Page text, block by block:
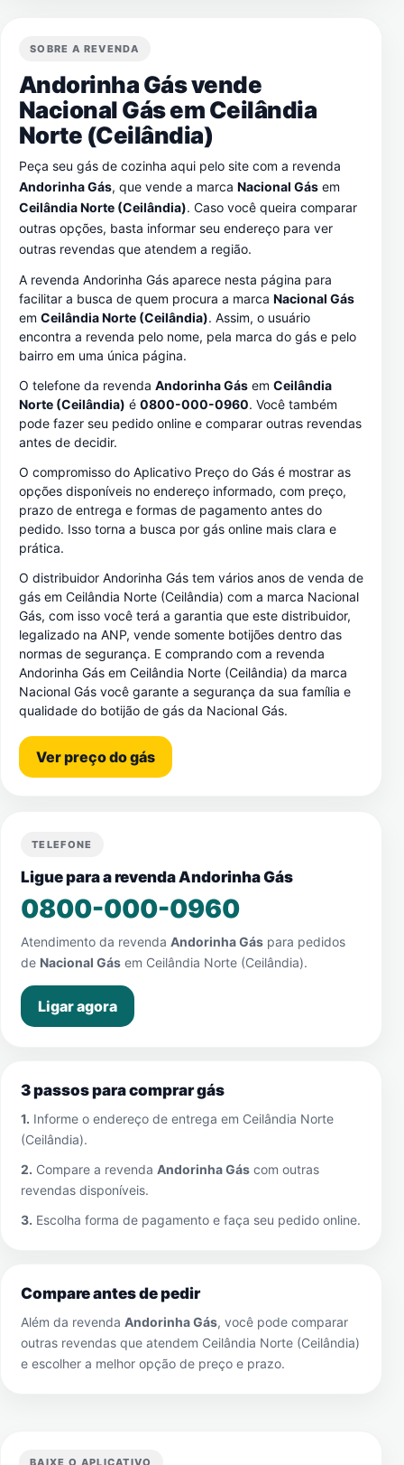
SOBRE A REVENDA
Andorinha Gás vende
Nacional Gás emCeilândia
Norte (Ceilândia)
Peça seu gás de cozinha aqui pelo site com a revenda
Andorinha Gás, que vende a marca Nacional Gás em
Ceilândia Norte (Ceilândia). Caso você queira comparar
outras opções, basta informar seu endereço para ver
outras revendas que atendem a região.
A revenda Andorinha Gás aparece nesta página para
facilitar a busca de quem procura a marca Nacional Gás
em Ceilândia Norte (Ceilândia). Assim, o usuário
encontra a revenda pelo nome, pela marca do gás e pelo
bairro em uma única página.
O telefone da revenda Andorinha Gás em Ceilândia
Norte (Ceilândia) é 0800-000-0960. Você também
pode fazer seu pedido online e comparar outras revendas
antes de decidir.
O compromisso do Aplicativo Preço do Gás é mostrar as
opções disponíveis no endereço informado, com preço,
prazo de entrega e formas de pagamento antes do
pedido. Isso torna a busca por gás online mais clara e
prática.
O distribuidor Andorinha Gás tem vários anos de venda de
gás em Ceilândia Norte (Ceilândia) com a marca Nacional
Gás, com isso você terá a garantia que este distribuidor,
legalizado na ANP, vende somente botijões dentro das
normas de segurança. E comprando com a revenda
Andorinha Gás em Ceilândia Norte (Ceilândia) da marca
Nacional Gás você garante a segurança da sua família e
qualidade do botijão de gás da Nacional Gás.
Ver preço do gás
TELEFONE
Ligue para a revenda Andorinha Gás
0800-000-0960
Atendimento da revenda Andorinha Gás para pedidos
de Nacional Gás em Ceilândia Norte (Ceilândia).
Ligar agora
3 passos para comprar gás
1. Informe o endereço de entrega em Ceilândia Norte
(Ceilândia).
2. Compare a revenda Andorinha Gás com outras
revendas disponíveis.
3. Escolha forma de pagamento e faça seu pedido online.
Compare antes de pedir
Além da revenda Andorinha Gás, você pode comparar
outras revendas que atendem Ceilândia Norte (Ceilândia)
e escolher a melhor opção de preço e prazo.
BAIXE O APLICATIVO